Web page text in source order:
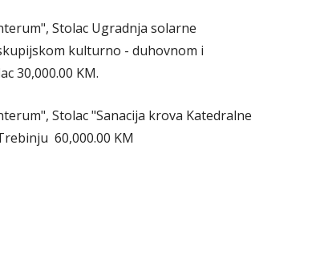
Stolac Ugradnja solarne
kulturno - duhovnom i
30,000.00 KM.
Stolac "Sanacija krova Katedralne
60,000.00 KM